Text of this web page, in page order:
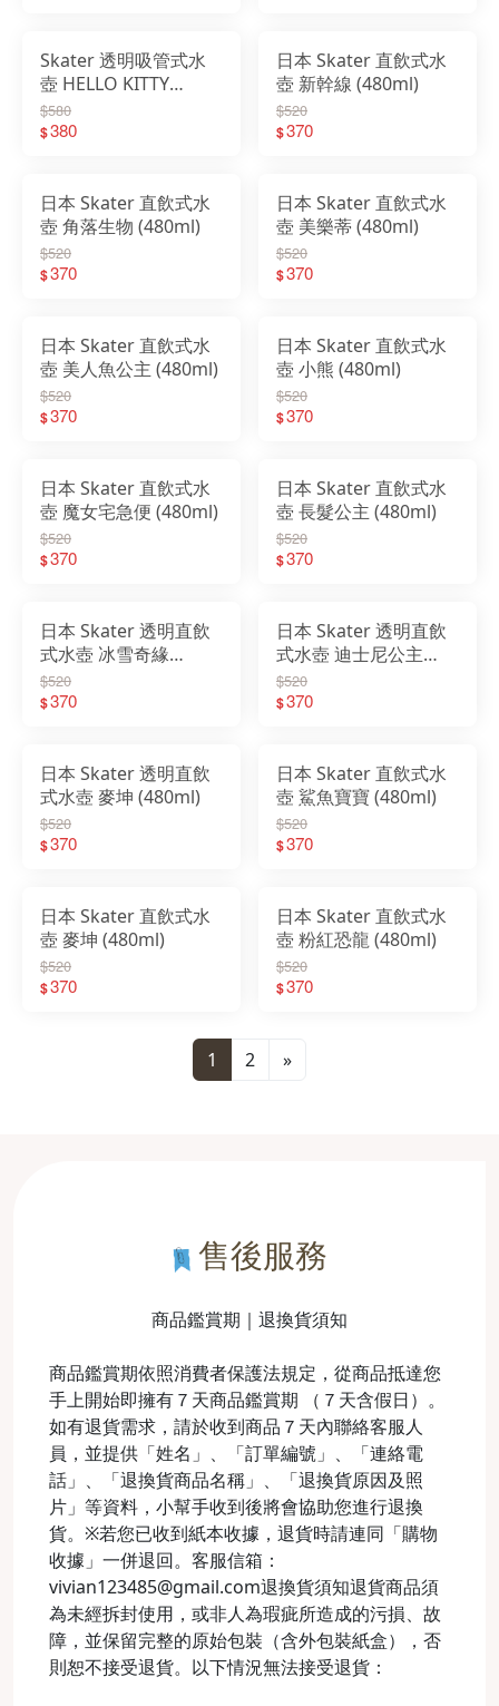
Skater 透明吸管式水
壺 HELLO KITTY
(480ml)
$580
$380
日本 Skater 直飲式水
壺 新幹線 (480ml)
$520
$370
日本 Skater 直飲式水
壺 角落生物 (480ml)
$520
$370
日本 Skater 直飲式水
壺 美樂蒂 (480ml)
$520
$370
日本 Skater 直飲式水
壺 美人魚公主 (480ml)
$520
$370
日本 Skater 直飲式水
壺 小熊 (480ml)
$520
$370
日本 Skater 直飲式水
壺 魔女宅急便 (480ml)
$520
$370
日本 Skater 直飲式水
壺 長髮公主 (480ml)
$520
$370
日本 Skater 透明直飲
式水壺 冰雪奇緣
(480ml)
$520
$370
日本 Skater 透明直飲
式水壺 迪士尼公主
(480ml)
$520
$370
日本 Skater 透明直飲
式水壺 麥坤 (480ml)
$520
$370
日本 Skater 直飲式水
壺 鯊魚寶寶 (480ml)
$520
$370
日本 Skater 直飲式水
壺 麥坤 (480ml)
$520
$370
日本 Skater 直飲式水
壺 粉紅恐龍 (480ml)
$520
$370
1 2 »
售後服務
商品鑑賞期｜退換貨須知
商品鑑賞期依照消費者保護法規定，從商品抵達您
手上開始即擁有７天商品鑑賞期 （７天含假日）。
如有退貨需求，請於收到商品７天內聯絡客服人
員，並提供「姓名」、「訂單編號」、「連絡電
話」、「退換貨商品名稱」、「退換貨原因及照
片」等資料，小幫手收到後將會協助您進行退換
貨。※若您已收到紙本收據，退貨時請連同「購物
收據」一併退回。客服信箱：
vivian123485@gmail.com退換貨須知退貨商品須
為未經拆封使用，或非人為瑕疵所造成的污損、故
障，並保留完整的原始包裝（含外包裝紙盒），否
則恕不接受退貨。以下情況無法接受退貨：